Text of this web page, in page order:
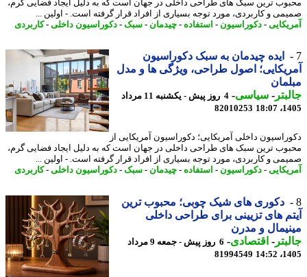
ترین سبک های طراحی داخلی در جهان است که به دلیل ایجاد فضایی گرم،
و کاربردی، مورد توجه بسیاری از افراد قرار گرفته است. - اولین ...
-دکوراسیون-استفاده-چیدمان-سبک-دکوراسیون داخلی -کاربردی
ایده چیدمان به سبک دکوراسیون
اصول طراحی، ویژگی ها و مدل
-سیاسی-
4 روز پیش - یکشنبه 11 مرداد
82010253
داخلی آمریکایی؛ دکوراسیون آمریکایی از
ترین سبک های طراحی داخلی در جهان است که به دلیل ایجاد فضایی گرم،
و کاربردی، مورد توجه بسیاری از افراد قرار گرفته است. - اولین ...
-دکوراسیون-استفاده-چیدمان-سبک-دکوراسیون داخلی -کاربردی
دکوری های شیک چوبی؛ محبوب ترین
های تزیینی برای طراحی داخلی
و مدرن
-اقتصادی-
6 روز پیش - جمعه 9 مرداد
81994549